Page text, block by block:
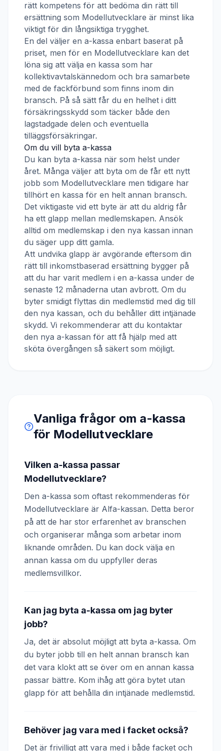
rätt kompetens för att bedöma din rätt till
ersättning som Modellutvecklare är minst lika
viktigt för din långsiktiga trygghet.
En del väljer en a-kassa enbart baserat på
priset, men för en Modellutvecklare kan det
löna sig att välja en kassa som har
kollektivavtalskännedom och bra samarbete
med de fackförbund som finns inom din
bransch. På så sätt får du en helhet i ditt
försäkringsskydd som täcker både den
lagstadgade delen och eventuella
tilläggsförsäkringar.
Om du vill byta a-kassa
Du kan byta a-kassa när som helst under
året. Många väljer att byta om de får ett nytt
jobb som Modellutvecklare men tidigare har
tillhört en kassa för en helt annan bransch.
Det viktigaste vid ett byte är att du aldrig får
ha ett glapp mellan medlemskapen. Ansök
alltid om medlemskap i den nya kassan innan
du säger upp ditt gamla.
Att undvika glapp är avgörande eftersom din
rätt till inkomstbaserad ersättning bygger på
att du har varit medlem i en a-kassa under de
senaste 12 månaderna utan avbrott. Om du
byter smidigt flyttas din medlemstid med dig till
den nya kassan, och du behåller ditt intjänade
skydd. Vi rekommenderar att du kontaktar
den nya a-kassan för att få hjälp med att
sköta övergången så säkert som möjligt.
Vanliga frågor om a-kassa
för Modellutvecklare
Vilken a-kassa passar
Modellutvecklare?
Den a-kassa som oftast rekommenderas för
Modellutvecklare är Alfa-kassan. Detta beror
på att de har stor erfarenhet av branschen
och organiserar många som arbetar inom
liknande områden. Du kan dock välja en
annan kassa om du uppfyller deras
medlemsvillkor.
Kan jag byta a-kassa om jag byter
jobb?
Ja, det är absolut möjligt att byta a-kassa. Om
du byter jobb till en helt annan bransch kan
det vara klokt att se över om en annan kassa
passar bättre. Kom ihåg att göra bytet utan
glapp för att behålla din intjänade medlemstid.
Behöver jag vara med i facket också?
Det är frivilligt att vara med i både facket och